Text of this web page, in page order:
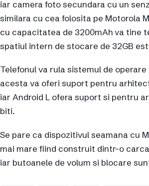
iar camera foto secundara cu un
similara cu cea folosita pe Motorola
cu capacitatea de 3200mAh va tine
spatiul intern de stocare de 32GB
Telefonul va rula sistemul de operare
acesta va oferi suport pentru
iar Android L ofera suport si pentru
biti.
Se pare ca dispozitivul seamana cu
mai mare fiind construit dintr-o
iar butoanele de volum si blocare